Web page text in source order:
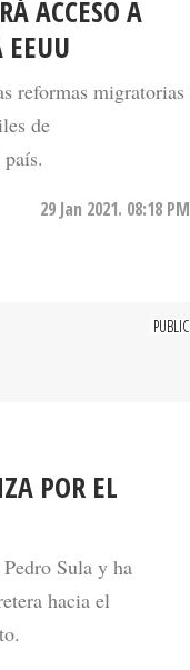
ACCESO A
reformas migratorias
de
29 Jan 2021. 08:18 PM
POR EL
Sula y ha
hacia el